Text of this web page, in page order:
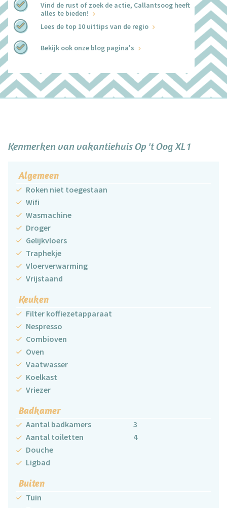
Vind de rust of zoek de actie, Callantsoog heeft
alles te bieden!
Lees de top 10 uittips van de regio
Bekijk ook onze blog pagina's
+
−
Kenmerken van vakantiehuis Op 't Oog XL 1
Algemeen
Roken niet toegestaan
Wifi
Wasmachine
Droger
Gelijkvloers
Traphekje
Vloerverwarming
Vrijstaand
Keuken
Filter koffiezetapparaat
Nespresso
Combioven
Oven
Vaatwasser
Koelkast
Vriezer
Badkamer
Aantal badkamers
3
Aantal toiletten
4
Douche
Ligbad
Buiten
Tuin